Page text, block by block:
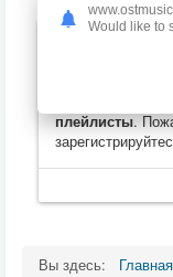
Только
плейлисты.
Вы здесь: Главная
Would like to